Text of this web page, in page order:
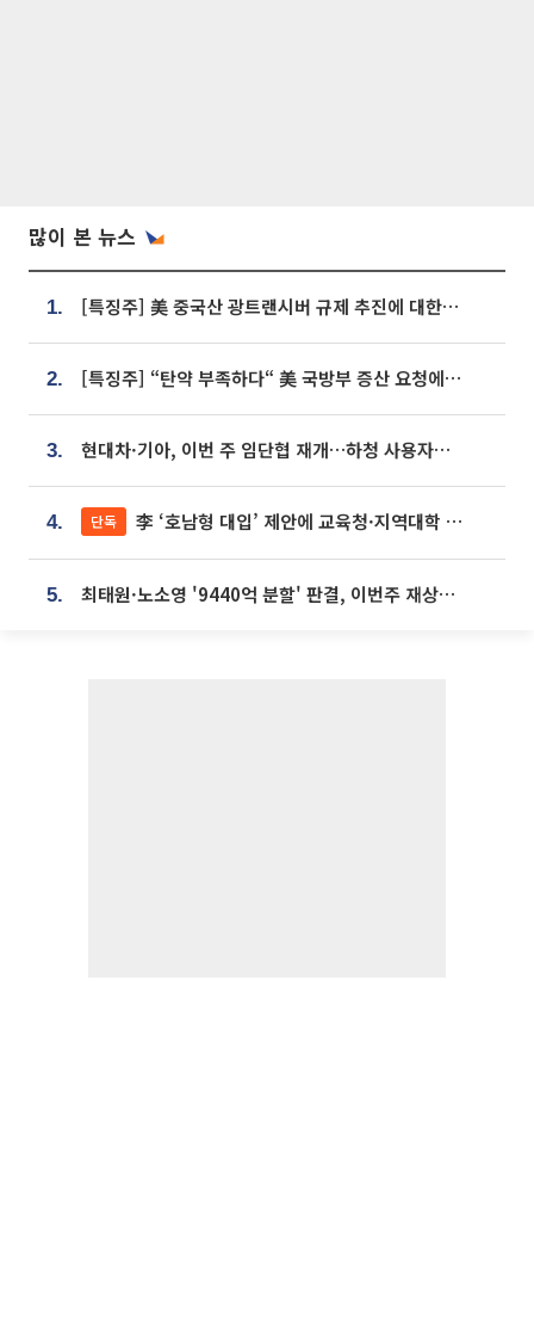
많이 본 뉴스
1. [특징주] 美 중국산 광트랜시버 규제 추진에 대한광통신 등 광통신株 강세
2. [특징주] “탄약 부족하다“ 美 국방부 증산 요청에⋯국내 방산주 급등세
3. 현대차·기아, 이번 주 임단협 재개…하청 사용자성 재심도 ‘변수’
4. 단독 李 ‘호남형 대입’ 제안에 교육청·지역대학 서·논술형 입시 연계 '착수'
5. 최태원·노소영 '9440억 분할' 판결, 이번주 재상고 여부 주목